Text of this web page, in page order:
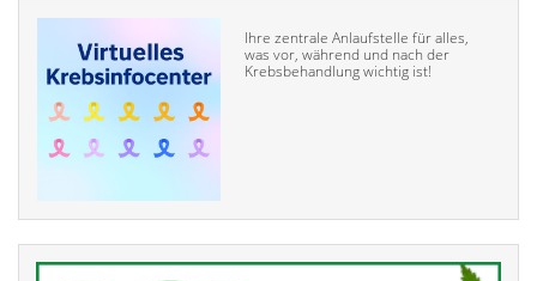
Ihre zentrale Anlaufstelle für alles,
was vor, während und nach der
Krebsbehandlung wichtig ist!